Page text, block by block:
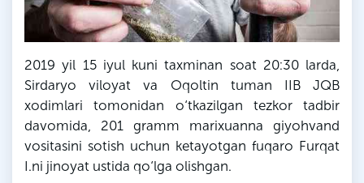
2019 yil 15 iyul kuni taxminan soat 20:30 larda,
Sirdaryo viloyat va Oqoltin tuman IIB JQB
xodimlari tomonidan o‘tkazilgan tezkor tadbir
davomida, 201 gramm marixuanna giyohvand
vositasini sotish uchun ketayotgan fuqaro Furqat
I.ni jinoyat ustida qo‘lga olishgan.